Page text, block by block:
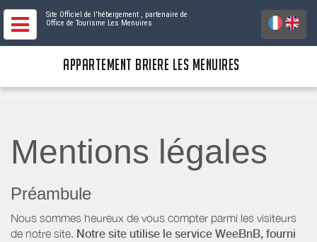
Site Officiel de l'hébergement , partenaire de
Office de Tourisme Les Menuires
APPARTEMENT BRIERE LES MENUIRES
Mentions légales
Préambule
Nous sommes heureux de vous compter parmi les visiteurs
de notre site. Notre site utilise le service WeeBnB, fourni